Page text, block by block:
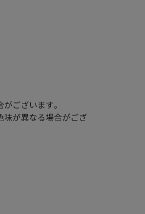
ございます。
が異なる場合がござ